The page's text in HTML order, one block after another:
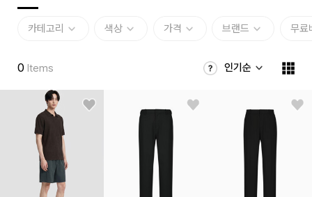
카테고리 색상 가격 브랜드 무료
0 Items 인기순